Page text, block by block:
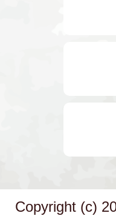
Copyright (c)